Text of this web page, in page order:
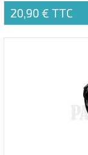
20,90 € TTC